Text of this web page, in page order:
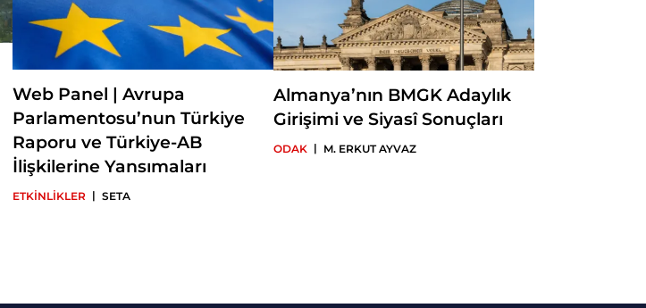
Web Panel | Avrupa
Parlamentosu’nun Türkiye
Raporu ve Türkiye-AB
İlişkilerine Yansımaları
ETKİNLİKLER | SETA
Almanya’nın BMGK Adaylık
Girişimi ve Siyasî Sonuçları
ODAK | M. ERKUT AYVAZ